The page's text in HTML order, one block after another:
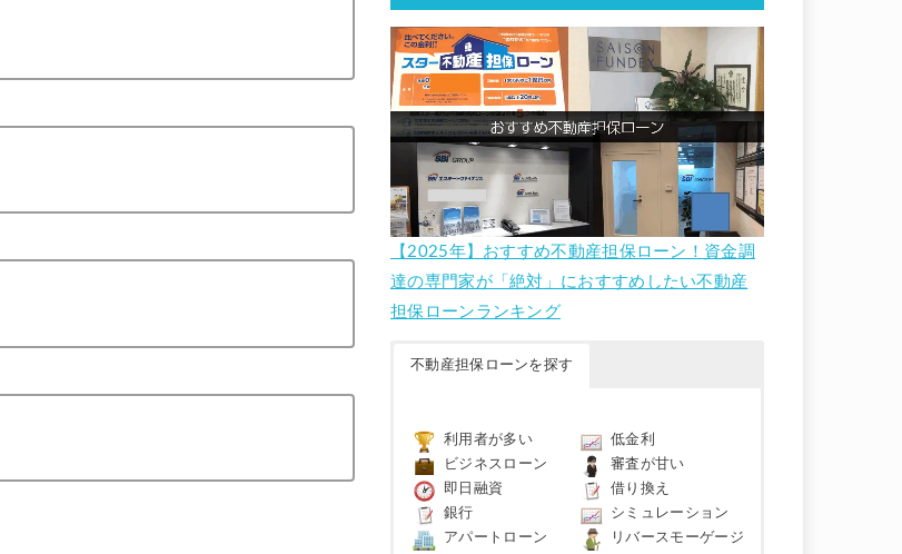
【2025年】おすすめ不動産担保ローン！資金調
達の専門家が「絶対」におすすめしたい不動産
担保ローンランキング
不動産担保ローンを探す
利用者が多い
低金利
ビジネスローン
審査が甘い
即日融資
借り換え
銀行
シミュレーション
アパートローン
リバースモーゲージ